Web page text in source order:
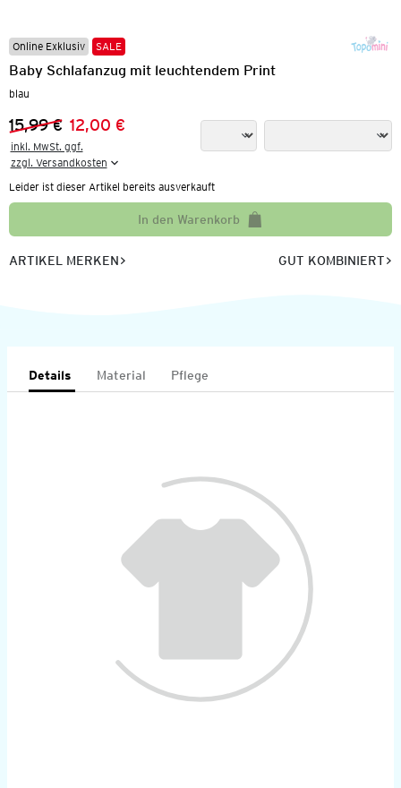
Online Exklusiv SALE
Baby Schlafanzug mit leuchtendem Print
blau
Vorheriger Preis:
15,99 €
Neuer Preis:
12,00 €
inkl. MwSt. ggf.
zzgl. Versandkosten
Leider ist dieser Artikel bereits ausverkauft
In den Warenkorb
ARTIKEL MERKEN GUT KOMBINIERT
Details Material Pflege